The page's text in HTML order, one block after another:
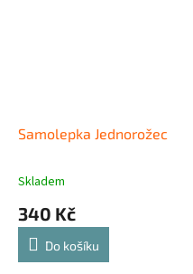
Samolepka Jednorožec
Skladem
340 Kč
Do košíku